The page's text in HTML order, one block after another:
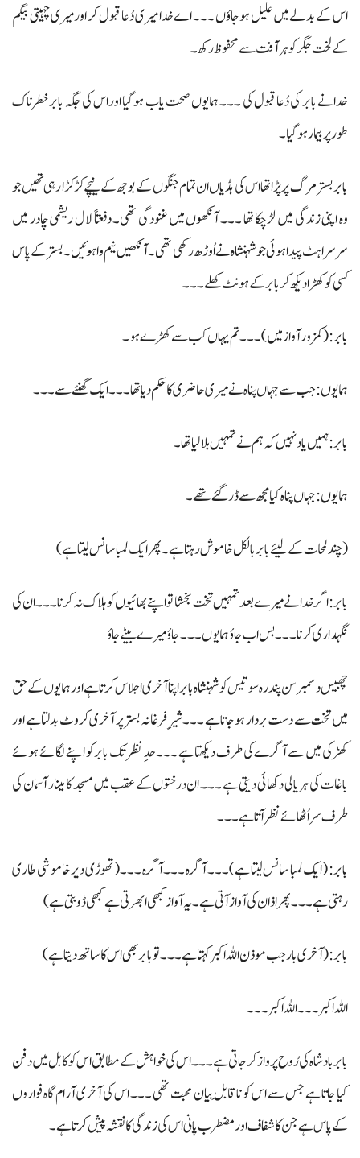
اس کے بدلے میں علیل ہوجاؤں ۔۔۔ اے خدا میری دُعا قبول کر اور میری چہیتی بیگم
کے لخت جگر کو ہر آفت سے محفوظ رکھ۔
خدا نے بابر کی دُعا قبول کی ۔۔۔ ہمایوں صحت یاب ہوگیا اوراس کی جگہ بابر خطرناک
طور پر بیمار ہوگیا ۔
بابر بستر مرگ پر پڑا تھا اس کی ہڈیاں ان تمام جنگوں کے بوجھ کے نیچے کڑکڑا رہی تھیں جو
وہ اپنی زندگی میں لڑچکا تھا ۔۔۔ آنکھوں میں غنودگی تھی۔ دفعتاً لال ریشمی چادر میں
سرسراہٹ پیدا ہوئی جو شہنشاہ نے اُوڑھ رکھی تھی۔ آنکھیں نیم وا ہوئیں۔ بستر کے پاس
کسی کو کھڑا دیکھ کر بابر کے ہونٹ کھلے ۔۔۔
بابر: (کمزور آواز میں) ۔۔۔ تم یہاں کب سے کھڑے ہو۔
ہمایوں: جب سے جہاں پناہ نے میری حاضری کا حکم دیا تھا ۔۔۔ ایک گھنٹے سے ۔۔۔
بابر: ہمیں یاد نہیں کہ ہم نے تمہیں بلالیا تھا۔
ہمایوں: جہاں پناہ کیا مجھ سے ڈر گئے تھے۔
(چند لمحات کے لیئے بابربالکل خاموش رہتا ہے۔ پھر ایک لمبا سانس لیتا ہے )
بابر : اگر خدا نے میرے بعد تمہیں تخت بخشا تو اپنے بھائیوں کو ہلاک نہ کرنا ۔۔۔ ان کی
نگہداری کرنا ۔۔۔ بس اب جاؤ ہمایوں ۔۔۔ جاؤ میرے بیٹے جاؤ
چھبیس دسمبر سن پندر ہ سو تیس کو شہنشاہ بابر اپنا آخری اجلاس کرتا ہے اور ہمایوں کے حق
میں تخت سے دست بردار ہوجاتا ہے ۔۔۔ شیرِفرغانہ بستر پر آخری کروٹ بدلتا ہے اور
کھڑکی میں سے آگرے کی طرف دیکھتا ہے ۔۔۔حدِ نظر تک بابر کو اپنے لگائے ہوئے
باغات کی ہریالی دکھائی دیتی ہے ۔۔۔ ان درختوں کے عقب میں مسجد کا مینار آسمان کی
طرف سر اُٹھائے نظر آتا ہے۔۔۔
بابر: (ایک لمبا سانس لیتا ہے) ۔۔۔ آگرہ ۔۔۔ آگرہ ۔۔۔ (تھوڑی دیر خاموشی طاری
رہتی ہے۔۔۔ پھر اذان کی آواز آتی ہے ۔ یہ آواز کبھی ابھرتی ہے کبھی ڈوبتی ہے)
بابر: (آخری بار جب موذن اللہ اکبر کہتا ہے ۔۔۔ تو بابر بھی اس کا ساتھ دیتا ہے)
اللہ اکبر ۔۔۔ اللہ اکبر ۔۔۔
بابر بادشاہ کی رُوح پرواز کرجاتی ہے۔۔۔ اس کی خواہش کے مطابق اس کو کابل میں دفن
کیا جاتا ہے جس سے اس کو ناقابلِ بیان محبت تھی ۔۔۔ اس کی آخری آرام گاہ فواروں
کے پاس ہے جن کا شفاف اور مضطرب پانی اس کی زندگی کا نقشہ پیش کرتاہے۔